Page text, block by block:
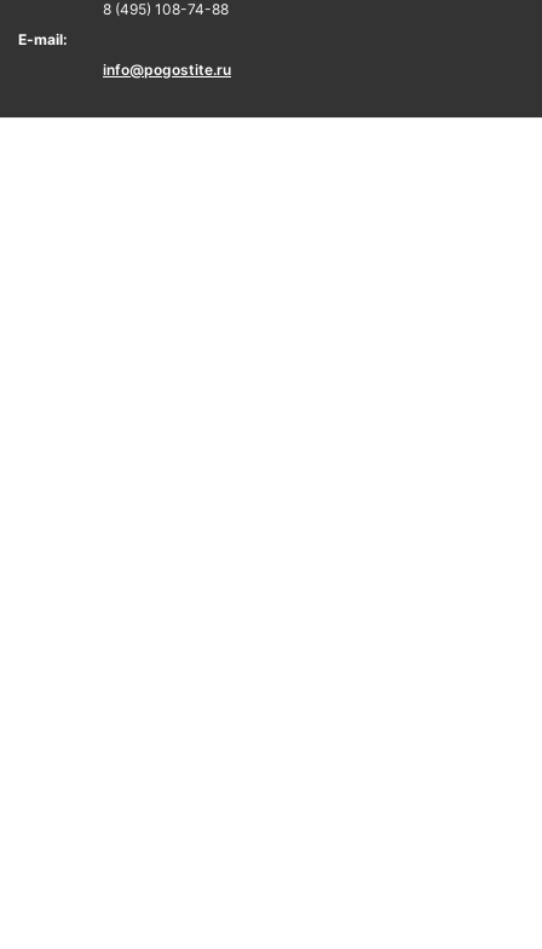
8 (495) 108-74-88
E-mail:
info@pogostite.ru